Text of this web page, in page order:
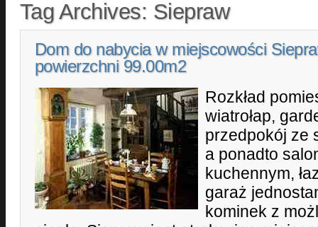
Tag Archives: Siepraw
Dom do nabycia w miejscowości
powierzchni 99.00m2
Rozkład
wiatrołap,
przedpokój ze
a ponadto
kuchennym,
garaż
kominek z